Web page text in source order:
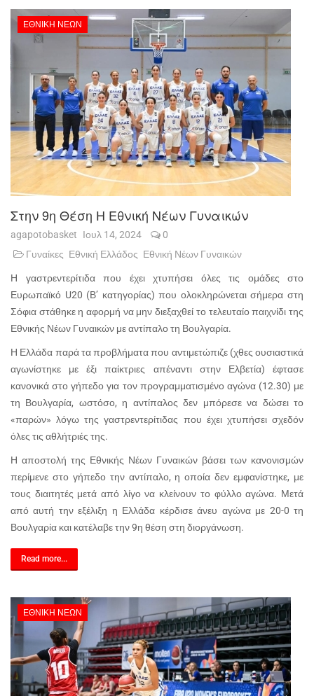
ΕΘΝΙΚΉ ΝΈΩΝ
Στην 9η Θέση Η Εθνική Νέων Γυναικών
agapotobasket Ιουλ 14, 2024
0
Γυναίκες Εθνική Ελλάδος Εθνική Νέων Γυναικών
Η γαστρεντερίτιδα που έχει χτυπήσει όλες τις ομάδες στο
Ευρωπαϊκό U20 (Β’ κατηγορίας) που ολοκληρώνεται σήμερα στη
Σόφια στάθηκε η αφορμή να μην διεξαχθεί το τελευταίο παιχνίδι της
Εθνικής Νέων Γυναικών με αντίπαλο τη Βουλγαρία.
Η Ελλάδα παρά τα προβλήματα που αντιμετώπιζε (χθες ουσιαστικά
αγωνίστηκε με έξι παίκτριες απέναντι στην Ελβετία) έφτασε
κανονικά στο γήπεδο για τον προγραμματισμένο αγώνα (12.30) με
τη Βουλγαρία, ωστόσο, η αντίπαλος δεν μπόρεσε να δώσει το
«παρών» λόγω της γαστρεντερίτιδας που έχει χτυπήσει σχεδόν
όλες τις αθλήτριές της.
Η αποστολή της Εθνικής Νέων Γυναικών βάσει των κανονισμών
περίμενε στο γήπεδο την αντίπαλο, η οποία δεν εμφανίστηκε, με
τους διαιτητές μετά από λίγο να κλείνουν το φύλλο αγώνα. Μετά
από αυτή την εξέλιξη η Ελλάδα κέρδισε άνευ αγώνα με 20-0 τη
Βουλγαρία και κατέλαβε την 9η θέση στη διοργάνωση.
Read more...
ΕΘΝΙΚΉ ΝΈΩΝ